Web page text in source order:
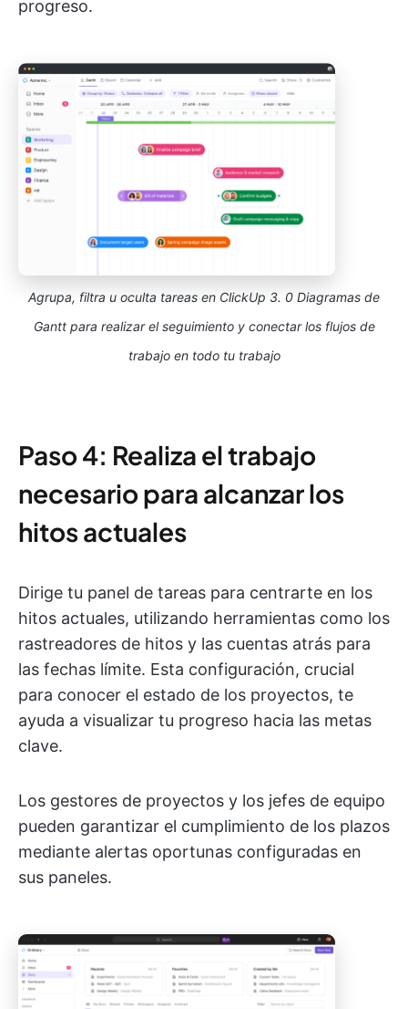
progreso.
Agrupa, filtra u oculta tareas en ClickUp 3. 0 Diagramas de
Gantt para realizar el seguimiento y conectar los flujos de
trabajo en todo tu trabajo
Paso 4: Realiza el trabajo
necesario para alcanzar los
hitos actuales
Dirige tu panel de tareas para centrarte en los
hitos actuales, utilizando herramientas como los
rastreadores de hitos y las cuentas atrás para
las fechas límite. Esta configuración, crucial
para conocer el estado de los proyectos, te
ayuda a visualizar tu progreso hacia las metas
clave.
Los gestores de proyectos y los jefes de equipo
pueden garantizar el cumplimiento de los plazos
mediante alertas oportunas configuradas en
sus paneles.